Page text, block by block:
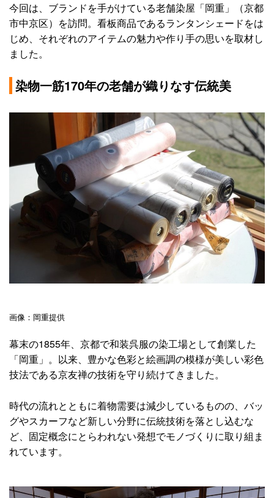
今回は、ブランドを手がけている老舗染屋「岡重」（京都
市中京区）を訪問。看板商品であるランタンシェードをは
じめ、それぞれのアイテムの魅力や作り手の思いを取材し
ました。
染物一筋170年の老舗が織りなす伝統美
画像：岡重提供
幕末の1855年、京都で和装呉服の染工場として創業した
「岡重」。以来、豊かな色彩と絵画調の模様が美しい彩色
技法である京友禅の技術を守り続けてきました。
時代の流れとともに着物需要は減少しているものの、バッ
グやスカーフなど新しい分野に伝統技術を落とし込むな
ど、固定概念にとらわれない発想でモノづくりに取り組ま
れています。